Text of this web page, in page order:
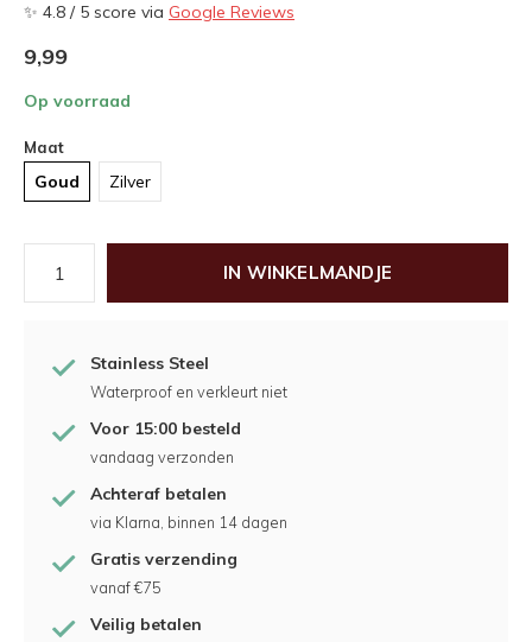
✨ 4.8 / 5 score via Google Reviews
9,99
Op voorraad
Maat
Goud Zilver
IN WINKELMANDJE
Stainless Steel
Waterproof en verkleurt niet
Voor 15:00 besteld
vandaag verzonden
Achteraf betalen
via Klarna, binnen 14 dagen
Gratis verzending
vanaf €75
Veilig betalen